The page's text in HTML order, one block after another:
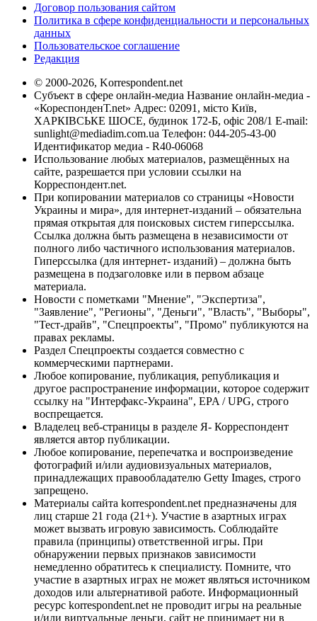
Договор пользования сайтом
Политика в сфере конфиденциальности и персональных
данных
Пользовательское соглашение
Редакция
© 2000-2026, Korrespondent.net
Субъект в сфере онлайн-медиа Название онлайн-медиа -
«КореспонденТ.net» Адрес: 02091, місто Київ,
ХАРКІВСЬКЕ ШОСЕ, будинок 172-Б, офіс 208/1 E-mail:
sunlight@mediadim.com.ua Телефон: 044-205-43-00
Идентификатор медиа - R40-06068
Использование любых материалов, размещённых на
сайте, разрешается при условии ссылки на
Корреспондент.net.
При копировании материалов со страницы «Новости
Украины и мира», для интернет-изданий – обязательна
прямая открытая для поисковых систем гиперссылка.
Ссылка должна быть размещена в независимости от
полного либо частичного использования материалов.
Гиперссылка (для интернет- изданий) – должна быть
размещена в подзаголовке или в первом абзаце
материала.
Новости с пометками "Мнение", "Экспертиза",
"Заявление", "Регионы", "Деньги", "Власть", "Выборы",
"Тест-драйв", "Спецпроекты", "Промо" публикуются на
правах рекламы.
Раздел Спецпроекты создается совместно с
коммерческими партнерами.
Любое копирование, публикация, републикация и
другое распространение информации, которое содержит
ссылку на "Интерфакс-Украина", EPA / UPG, строго
воспрещается.
Владелец веб-страницы в разделе Я- Корреспондент
является автор публикации.
Любое копирование, перепечатка и воспроизведение
фотографий и/или аудиовизуальных материалов,
принадлежащих правообладателю Getty Images, строго
запрещено.
Материалы сайта korrespondent.net предназначены для
лиц старше 21 года (21+). Участие в азартных играх
может вызвать игровую зависимость. Соблюдайте
правила (принципы) ответственной игры. При
обнаружении первых признаков зависимости
немедленно обратитесь к специалисту. Помните, что
участие в азартных играх не может являться источником
доходов или альтернативой работе. Информационный
ресурс korrespondent.net не проводит игры на реальные
и/или виртуальные деньги, сайт не принимает ни в